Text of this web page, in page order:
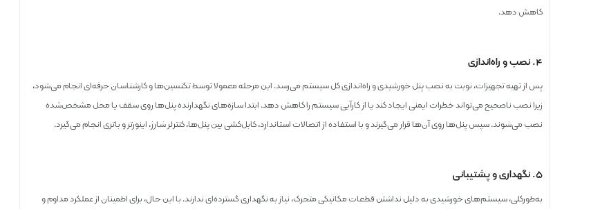
کاهش دهد.
۴. نصب و راه‌اندازی
پس از تهیه تجهیزات، نوبت به نصب پنل خورشیدی و راه‌اندازی کل سیستم می‌رسد. این مرحله معمولا توسط تکنسین‌ها و کارشناسان حرفه‌ای انجام می‌شود،
زیرا نصب ناصحیح می‌تواند خطرات ایمنی ایجاد کند یا از کارآیی سیستم را کاهش دهد. ابتدا سازه‌های نگهدارنده پنل‌ها روی سقف یا محل مشخص‌شده
نصب می‌شوند. سپس پنل‌ها روی آن‌ها قرار می‌گیرند و با استفاده از اتصالات استاندارد، کابل‌کشی بین پنل‌ها، کنترلر شارژ، اینورتر و باتری انجام می‌گیرد.
۵. نگهداری و پشتیبانی
به‌طورکلی، سیستم‌های خورشیدی به دلیل نداشتن قطعات مکانیکی متحرک، نیاز به نگهداری گسترده‌ای ندارند. با این حال، برای اطمینان از عملکرد مداوم و